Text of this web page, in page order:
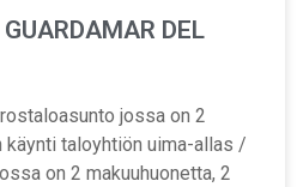
DEL
jossa on 2
taloyhtiön uima-allas /
on 2 makuuhuonetta, 2